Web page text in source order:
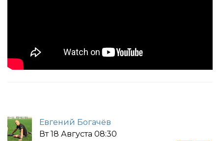
Евгений Богачёв
Вт 18 Августа 08:30